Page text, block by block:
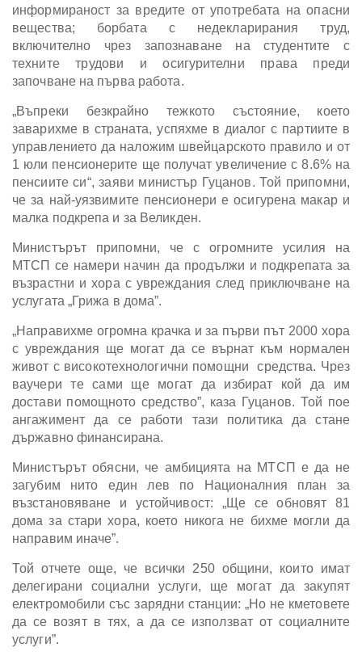
информираност за вредите от употребата на опасни
вещества; борбата с недекларирания труд,
включително чрез запознаване на студентите с
техните трудови и осигурителни права преди
започване на първа работа.
„Въпреки безкрайно тежкото състояние, което
заварихме в страната, успяхме в диалог с партиите в
управлението да наложим швейцарското правило и от
1 юли пенсионерите ще получат увеличение с 8.6% на
пенсиите си“, заяви министър Гуцанов. Той припомни,
че за най-уязвимите пенсионери е осигурена макар и
малка подкрепа и за Великден.
Министърът припомни, че с огромните усилия на
МТСП се намери начин да продължи и подкрепата за
възрастни и хора с увреждания след приключване на
услугата „Грижа в дома”.
„Направихме огромна крачка и за първи път 2000 хора
с увреждания ще могат да се върнат към нормален
живот с високотехнологични помощни средства. Чрез
ваучери те сами ще могат да избират кой да им
достави помощното средство”, каза Гуцанов. Той пое
ангажимент да се работи тази политика да стане
държавно финансирана.
Министърът обясни, че амбицията на МТСП е да не
загубим нито един лев по Националния план за
възстановяване и устойчивост: „Ще се обновят 81
дома за стари хора, което никога не бихме могли да
направим иначе”.
Той отчете още, че всички 250 общини, които имат
делегирани социални услуги, ще могат да закупят
електромобили със зарядни станции: „Но не кметовете
да се возят в тях, а да се използват от социалните
услуги”.